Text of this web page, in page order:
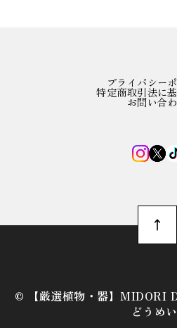
プライバシー
特定商取引法に
お問い合
©︎ 【厳選植物・器】MIDORI
どうめ